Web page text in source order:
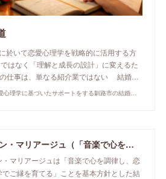
於いて恋愛心理学を戦略的に活用する方
はなく「理解と成長の設計」に変えるた
仕事は、単なる紹介業ではない 結婚…
ショパン・マリアージュ（恋愛心理学に基づいたサポートをする釧路市の結婚相談所）/ 全国結婚相談事業者連盟正規加盟店 / cherry-piano.com
ショパン・マリアージュ（「音楽で心を調律し恋愛心理学でご縁を育てる」釧路市の結婚相談所）/ 全国結婚相談事業者連盟正規加盟店 / cherry-piano.com
・マリアージュは「音楽で心を調律し、恋
でご縁を育てる」ことを基本方針とした結